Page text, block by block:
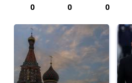
0 0 0